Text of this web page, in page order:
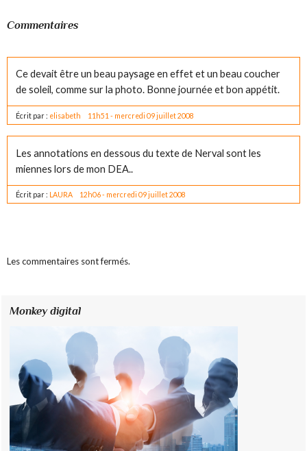
Commentaires
Ce devait être un beau paysage en effet et un beau coucher
de soleil, comme sur la photo. Bonne journée et bon appétit.
Écrit par : elisabeth 11h51 - mercredi 09 juillet 2008
Les annotations en dessous du texte de Nerval sont les
miennes lors de mon DEA..
Écrit par : LAURA 12h06- mercredi 09 juillet 2008
Les commentaires sont fermés.
Monkey digital